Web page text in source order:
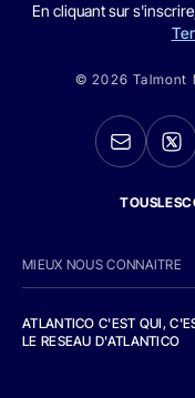
En cliquant sur
© 2026 Talmont
MIEUX NOUS CONNAITRE
ATLANTICO C'EST QUI,
LE RESEAU D'ATLANTICO